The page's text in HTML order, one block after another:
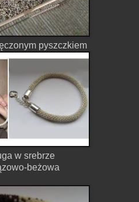
pyszczkiem
w srebrze
beżowa